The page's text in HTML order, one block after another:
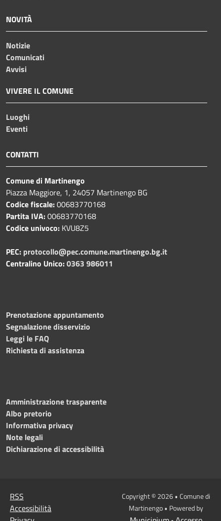
NOVITÀ
Notizie
Comunicati
Avvisi
VIVERE IL COMUNE
Luoghi
Eventi
CONTATTI
Comune di Martinengo
Piazza Maggiore, 1, 24057 Martinengo BG
Codice fiscale:00683770168
Partita IVA:00683770168
Codice univoco: KVU8Z5
PEC: protocollo@pec.comune.martinengo.bg.it
Centralino Unico:0363 986011
Prenotazione appuntamento
Segnalazione disservizio
Leggi le FAQ
Richiesta di assistenza
Amministrazione trasparente
Albo pretorio
Informativa privacy
Note legali
Dichiarazione di accessibilità
RSS
Accessibilità
Copyright © 2026 • Comune di
Martinengo • Powered by